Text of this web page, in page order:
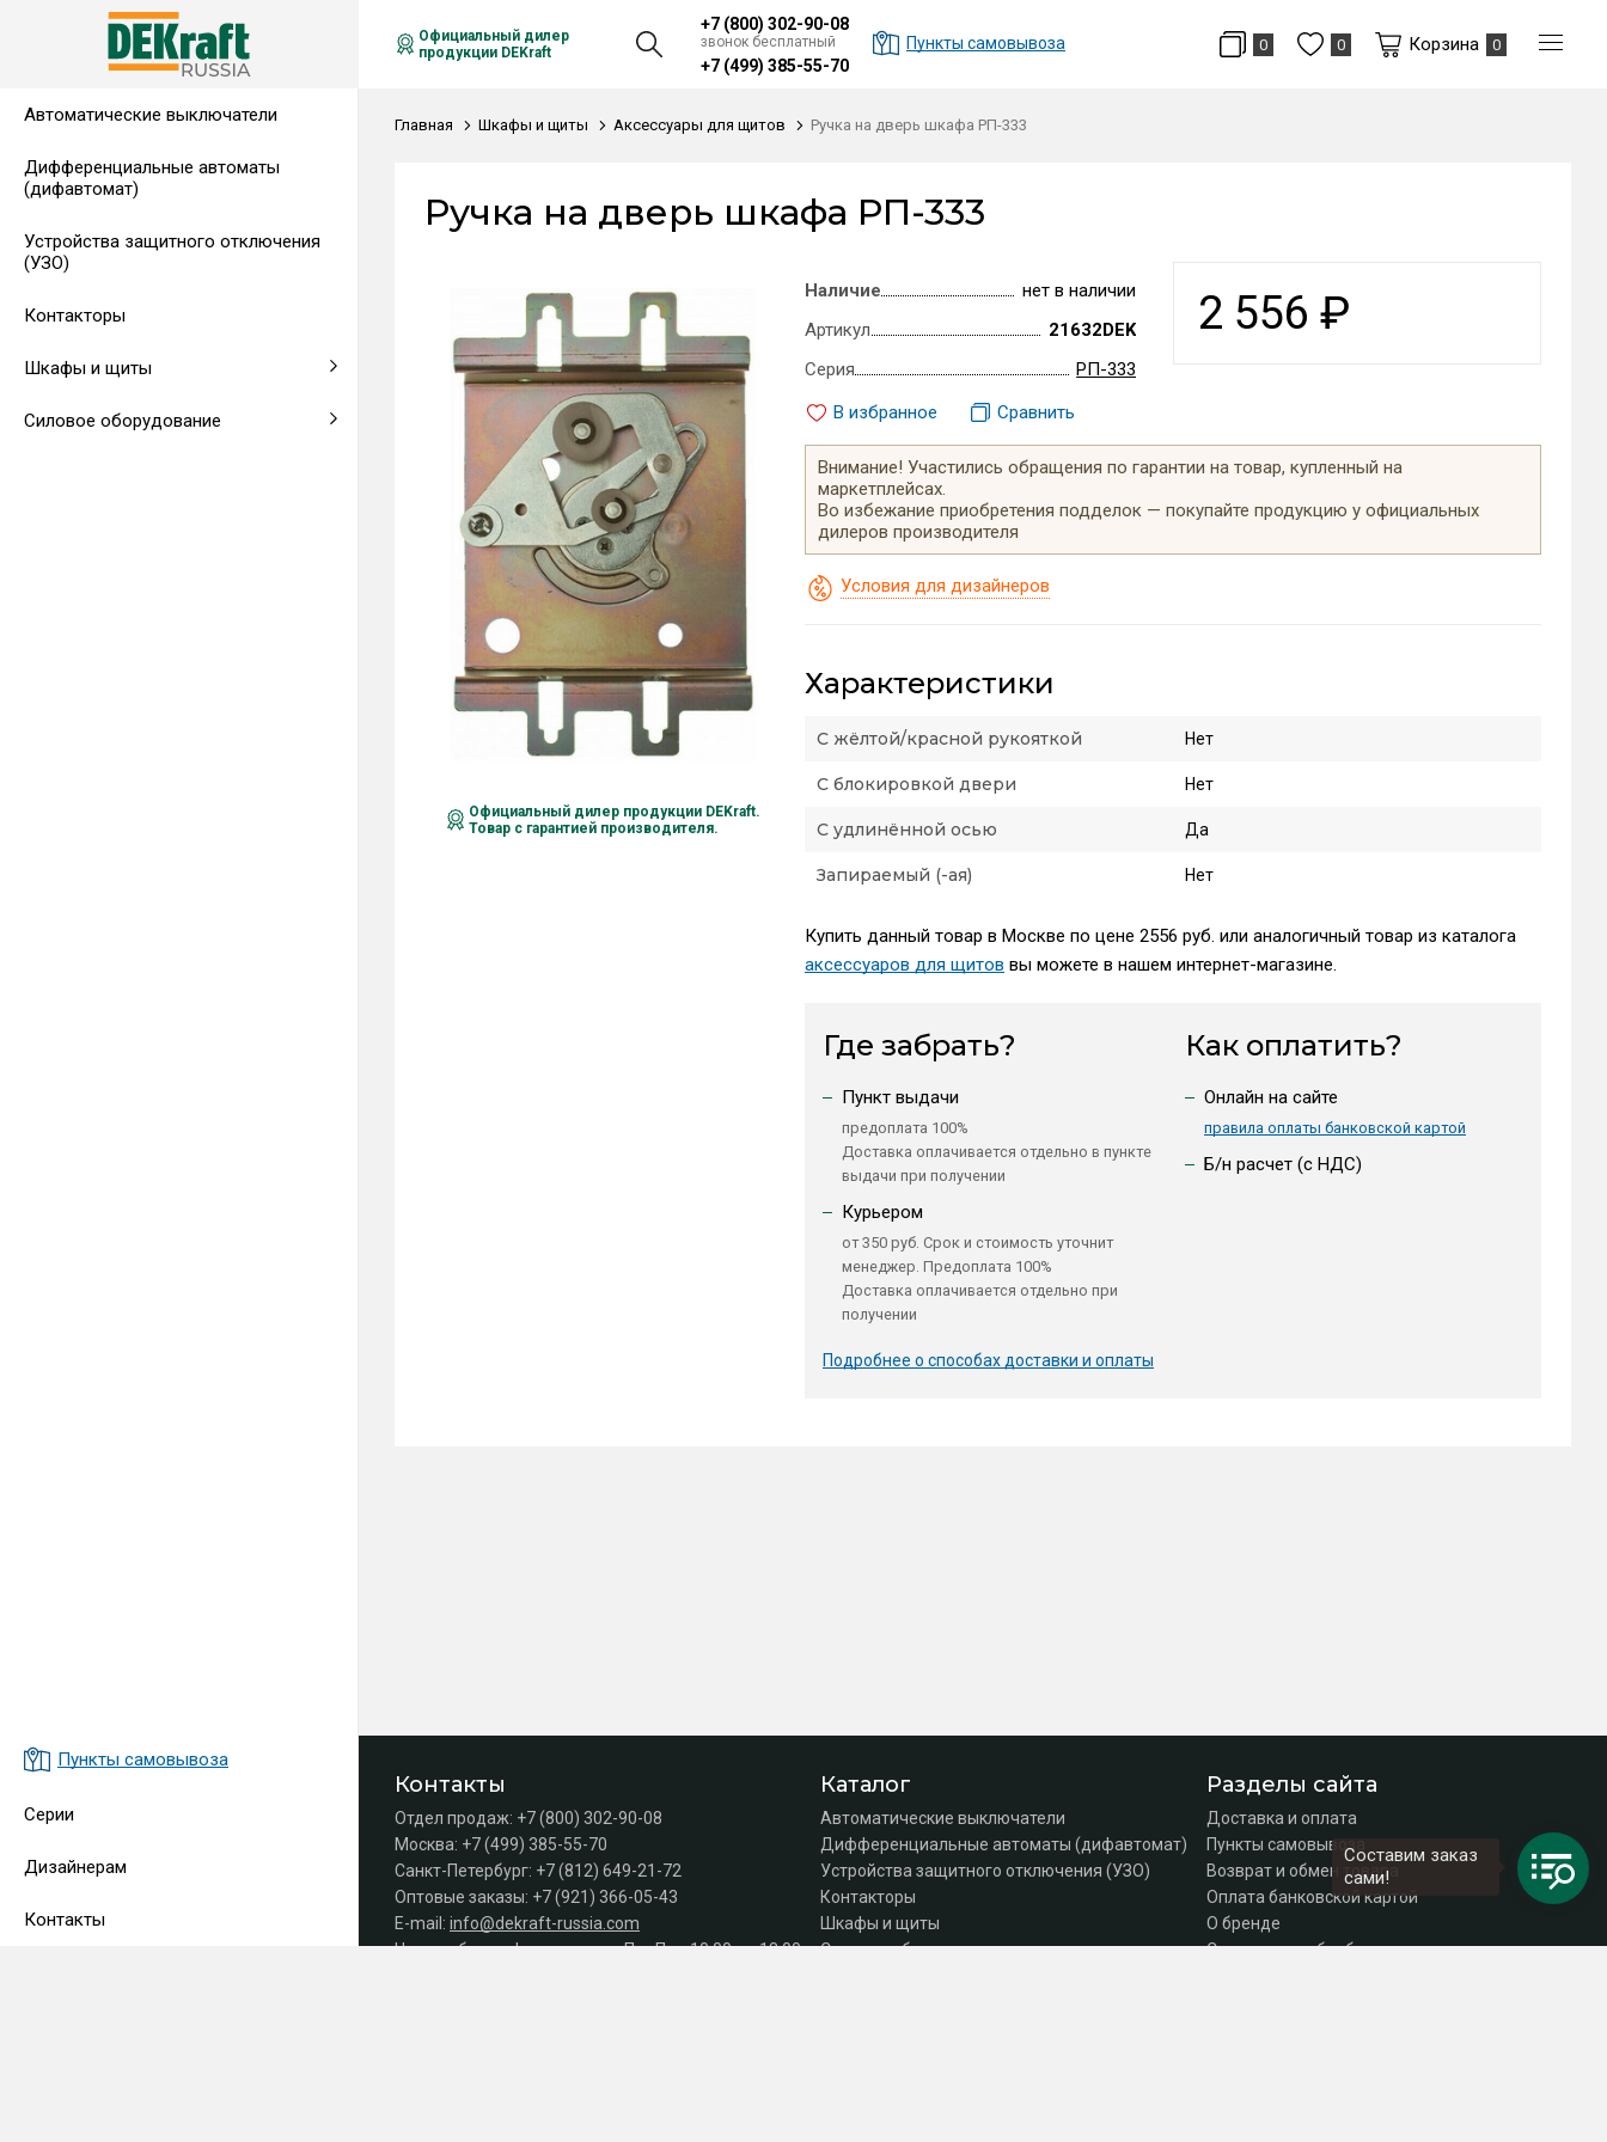
Автоматические выключатели
Дифференциальные автоматы
(дифавтомат)
Устройства защитного отключения
(УЗО)
Контакторы
Шкафы и щиты
Распределительные щиты,
Напольные щиты
Клеммы и комплектующие
Клеммы на DIN-рейку
Аксессуары для щитов
Силовое оборудование
Автоматические выключатели в
Аксессуары
Предохранители
Щитовые приборы
Амперметры
Автоматические воздушные
выключатели
Воздушные автоматические
Пункты самовывоза
Серии
Дизайнерам
Контакты
Официальный дилер
продукции DEKraft
+7 (800) 302-90-08
звонок бесплатный
+7 (499) 385-55-70
Пункты самовывоза 0 0 Корзина 0
Главная Шкафы и щиты Аксессуары для щитов Ручка на дверь шкафа РП-333
Ручка на дверь шкафа РП-333
Официальный дилер продукции DEKraft.
Товар с гарантией производителя.
2 556 ₽
Наличие
нет в наличии
Артикул
21632DEK
Серия
РП-333
В избранное
Сравнить
Внимание! Участились обращения по гарантии на товар, купленный на
маркетплейсах.
Во избежание приобретения подделок — покупайте продукцию у официальных
дилеров производителя
Условия для дизайнеров
Характеристики
С жёлтой/красной рукояткой Нет
С блокировкой двери Нет
С удлинённой осью Да
Запираемый (-ая) Нет
Купить данный товар в Москве по цене 2556 руб. или аналогичный товар из каталога
аксессуаров для щитов вы можете в нашем интернет-магазине.
Где забрать?
Пункт выдачи
предоплата 100%
Доставка оплачивается отдельно в пункте
выдачи при получении
Курьером
от 350 руб. Срок и стоимость уточнит
менеджер. Предоплата 100%
Доставка оплачивается отдельно при
получении
Подробнее о способах доставки и оплаты
Как оплатить?
Онлайн на сайте
правила оплаты банковской картой
Б/н расчет (c НДС)
Контакты
Отдел продаж: +7 (800) 302-90-08
Москва: +7 (499) 385-55-70
Санкт-Петербург: +7 (812) 649-21-72
Оптовые заказы: +7 (921) 366-05-43
E-mail: info@dekraft-russia.com
Часы работы офиса продаж: Пн–Пт с 10:00 до 18:00
Каталог
Автоматические выключатели
Дифференциальные автоматы (дифавтомат)
Устройства защитного отключения (УЗО)
Контакторы
Шкафы и щиты
Силовое оборудование
Разделы сайта
Доставка и оплата
Пункты самовывоза
Возврат и обмен товара
Оплата банковской картой
О бренде
Согласие на обработку персональных данных
Составим заказ
сами!